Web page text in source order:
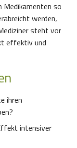
Medikamenten so
werden,
steht vor
effektiv und
ihren
intensiver